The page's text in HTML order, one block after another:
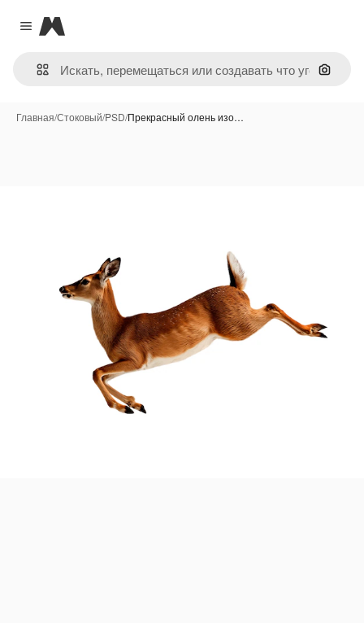
Close menu
Magnific
Поиск
Главная/Стоковый/PSD/Прекрасный олень изо…